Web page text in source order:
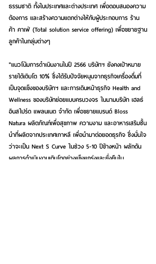
ธรรมชาติ ทั้งในประเทศและต่างประเทศ เพื่อตอบสนองความ
ต้องการ และสร้างความแตกต่างให้กับผู้ประกอบการ ร้าน
ค้า คาเฟ่ (Total solution service offering) เพื่อขยายฐาน
ลูกค้าในกลุ่มต่างๆ
"แนวโน้มการดำเนินงานในปี 2566 บริษัทฯ ยังคงเป้าหมาย
รายได้เติบโต 10% ซึ่งได้รับปัจจัยหนุนจากธุรกิจเครื่องดื่มที่
เป็นจุดแข็งของบริษัทฯ และการเดินหน้าธุรกิจ Health and
Wellness ของบริษัทย่อยแบบครบวงจร ในนามบริษัท เฮลธ์
อินสไปร์ด แพลนเนต จำกัด เพื่อขยายแบรนด์ Bloss
Natura ผลิตภัณฑ์เพื่อสุขภาพ ความงาม และอาหารเสริมชั้น
นำที่ผลิตจากประเทศเกาหลี เพื่อนำมาต่อยอดธุรกิจ ซึ่งมั่นใจ
ว่าจะเป็น Next S Curve ในช่วง 5-10 ปีข้างหน้า ผลักดัน
ผลการดำเนินงานเติบโตอย่างแข็งแกร่งและยั่งยืนใน